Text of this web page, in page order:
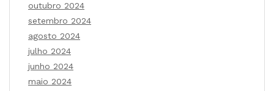
outubro 2024
setembro 2024
agosto 2024
julho 2024
junho 2024
maio 2024